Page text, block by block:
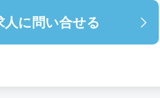
人に問い合せる